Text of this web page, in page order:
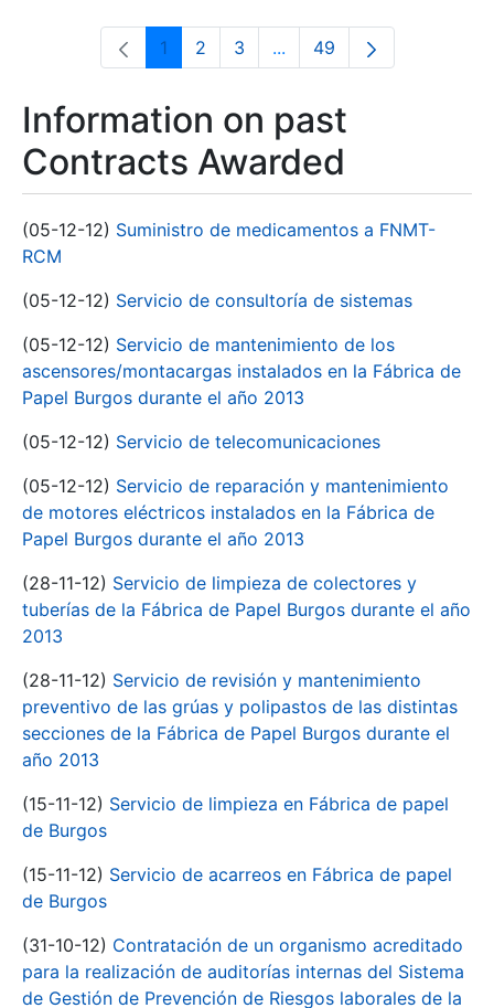
Page
1 Page
2 Page
3 ...Intermediate Pages Use
Page
49
Information on past
Contracts Awarded
(05-12-12) Suministro de medicamentos a FNMT-
RCM
(05-12-12) Servicio de consultoría de sistemas
(05-12-12) Servicio de mantenimiento de los
ascensores/montacargas instalados en la Fábrica de
Papel Burgos durante el año 2013
(05-12-12) Servicio de telecomunicaciones
(05-12-12) Servicio de reparación y mantenimiento
de motores eléctricos instalados en la Fábrica de
Papel Burgos durante el año 2013
(28-11-12) Servicio de limpieza de colectores y
tuberías de la Fábrica de Papel Burgos durante el año
2013
(28-11-12) Servicio de revisión y mantenimiento
preventivo de las grúas y polipastos de las distintas
secciones de la Fábrica de Papel Burgos durante el
año 2013
(15-11-12) Servicio de limpieza en Fábrica de papel
de Burgos
(15-11-12) Servicio de acarreos en Fábrica de papel
de Burgos
(31-10-12) Contratación de un organismo acreditado
para la realización de auditorías internas del Sistema
de Gestión de Prevención de Riesgos laborales de la